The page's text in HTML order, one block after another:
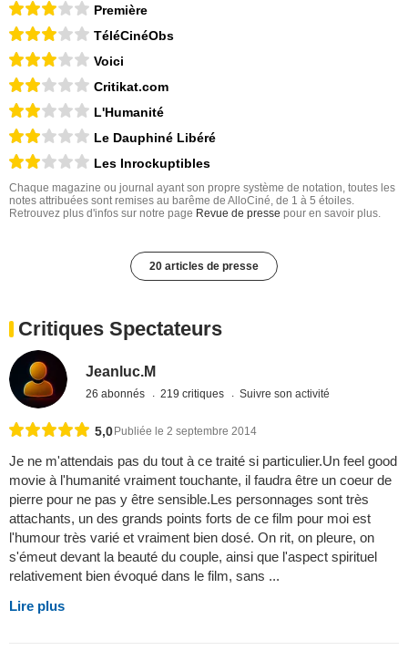
Première
TéléCinéObs
Voici
Critikat.com
L'Humanité
Le Dauphiné Libéré
Les Inrockuptibles
Chaque magazine ou journal ayant son propre système de notation, toutes les
notes attribuées sont remises au barême de AlloCiné, de 1 à 5 étoiles.
Retrouvez plus d'infos sur notre page Revue de presse pour en savoir plus.
20 articles de presse
Critiques Spectateurs
Jeanluc.M
26 abonnés 219 critiques Suivre son activité
5,0 Publiée le 2 septembre 2014
Je ne m'attendais pas du tout à ce traité si particulier.Un feel good
movie à l'humanité vraiment touchante, il faudra être un coeur de
pierre pour ne pas y être sensible.Les personnages sont très
attachants, un des grands points forts de ce film pour moi est
l'humour très varié et vraiment bien dosé. On rit, on pleure, on
s'émeut devant la beauté du couple, ainsi que l'aspect spirituel
relativement bien évoqué dans le film, sans ...
Lire plus